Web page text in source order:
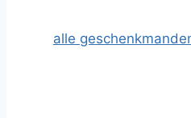
alle